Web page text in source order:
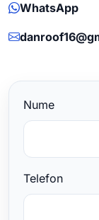
WhatsApp
Nume
Telefon